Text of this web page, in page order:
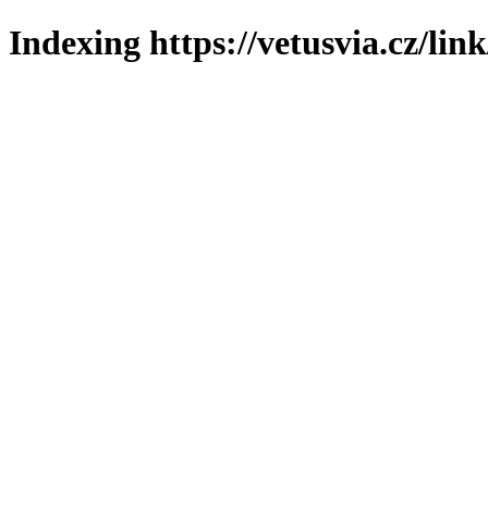
Indexing https://vetusvia.cz/